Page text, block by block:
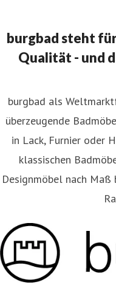
burgbad steht
Qualität - und
burgbad als
überzeugende
in Lack, Furnier oder
klassischen
Designmöbel nach